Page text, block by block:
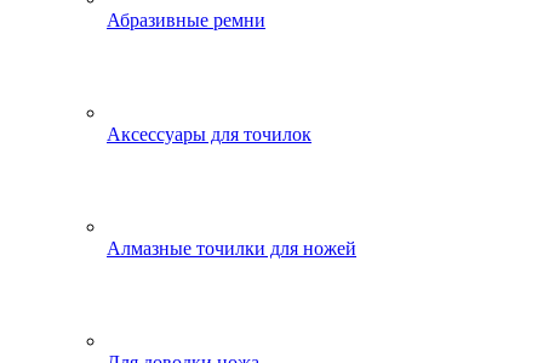
Абразивные ремни
Аксессуары для точилок
Алмазные точилки для ножей